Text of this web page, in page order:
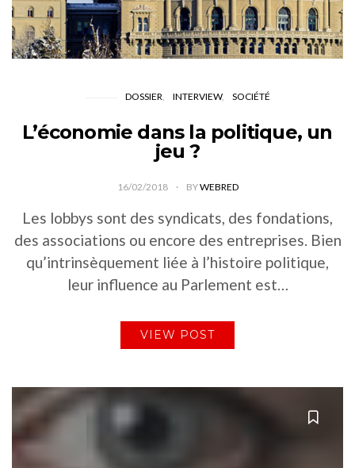
DOSSIER INTERVIEW SOCIÉTÉ
L’économie dans la politique, un
jeu ?
16/02/2018 BYWEBRED
Les lobbys sont des syndicats, des fondations,
des associations ou encore des entreprises. Bien
qu’intrinsèquement liée à l’histoire politique,
leur influence au Parlement est…
VIEW POST